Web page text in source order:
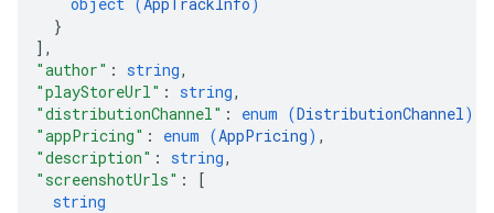
}
] ,
"author" : string,
"playStoreUrl" : string,
"distributionChannel" : enum (DistributionChannel)
"appPricing" : enum (AppPricing) ,
"description" : string,
"screenshotUrls" :
[
string